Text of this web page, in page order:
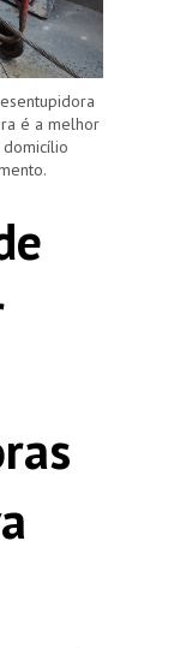
é a melhor